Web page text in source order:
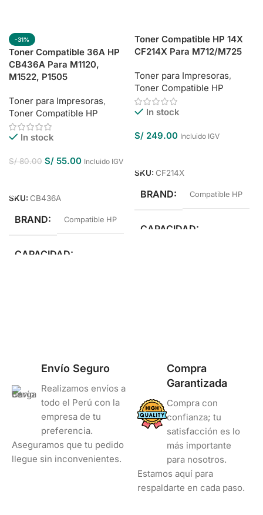
-31%
Toner Compatible 36A HP
CB436A Para M1120,
M1522, P1505
Toner para Impresoras,
Toner Compatible HP
In stock
S/80.00 S/ 55.00 Incluido IGV
SKU: CB436A
BRAND Compatible HP
CAPACIDAD
Toner Compatible HP 14X
CF214X Para M712/M725
Toner para Impresoras,
Toner Compatible HP
In stock
S/ 249.00 Incluido IGV
SKU: CF214X
BRAND Compatible HP
CAPACIDAD
Envío Seguro
Realizamos envíos a
todo el Perú con la
empresa de tu
preferencia.
Aseguramos que tu pedido
llegue sin inconvenientes.
Compra
Garantizada
Compra con
confianza; tu
satisfacción es lo
más importante
para nosotros.
Estamos aquí para
respaldarte en cada paso.